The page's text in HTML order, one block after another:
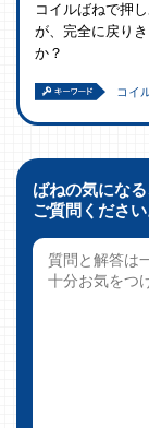
コイルばねで押
が、完全に戻り
か？
コイ
ばねの気にな
ご質問ください